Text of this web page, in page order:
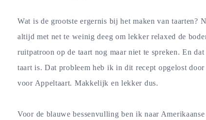
Wat is de grootste ergernis bij het maken van
altijd met net te weinig deeg om lekker relaxed de
ruitpatroon op de taart nog maar niet te spreken. En
taart is. Dat probleem heb ik in dit recept opgelost
voor Appeltaart. Makkelijk en lekker dus.
Voor de blauwe bessenvulling ben ik naar